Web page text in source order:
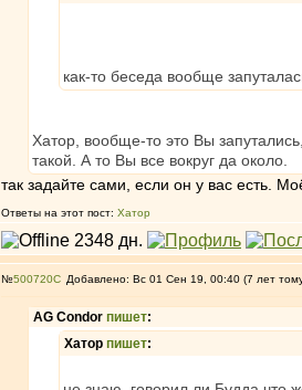
как-то беседа вообще
Хатор, вообще-то это Вы
такой. А то Вы все вокруг да около.
так задайте сами, если он у вас есть.
Ответы на этот пост: Хатор
№500720 Добавлено: Вс 01 Сен 19, 00:40 (7 лет
AG Condor пишет:
Хатор пишет: